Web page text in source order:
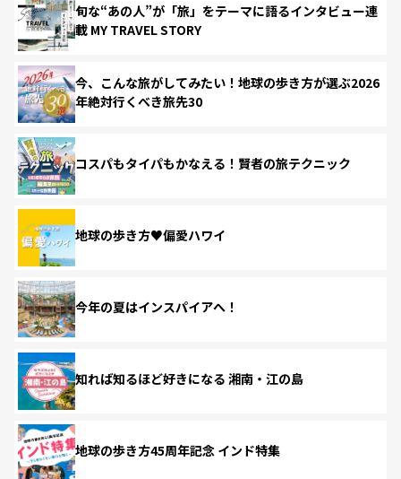
旬な“あの人”が「旅」をテーマに語るインタビュー連
載 MY TRAVEL STORY
今、こんな旅がしてみたい！地球の歩き方が選ぶ2026
年絶対行くべき旅先30
コスパもタイパもかなえる！賢者の旅テクニック
地球の歩き方♥偏愛ハワイ
今年の夏はインスパイアへ！
知れば知るほど好きになる 湘南・江の島
地球の歩き方45周年記念 インド特集